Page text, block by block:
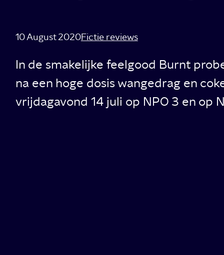
10 August 2020Fictie reviews
In de smakelijke feelgood Burnt
na een hoge dosis wangedrag en
vrijdagavond 14 juli op NPO 3 en op